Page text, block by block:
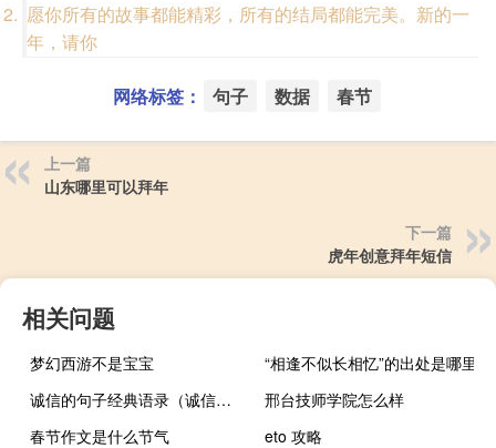
愿你所有的故事都能精彩，所有的结局都能完美。新的一
年，请你
网络标签： 句子 数据 春节
上一篇
山东哪里可以拜年
下一篇
虎年创意拜年短信
相关问题
梦幻西游不是宝宝
“相逢不似长相忆”的出处是哪里
诚信的句子经典语录（诚信的句子）
邢台技师学院怎么样
春节作文是什么节气
eto 攻略